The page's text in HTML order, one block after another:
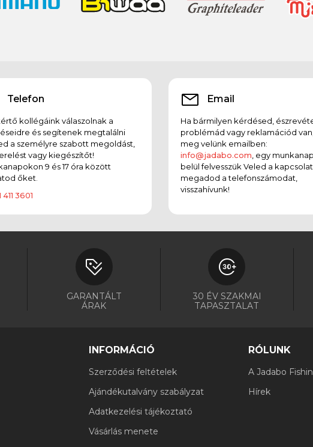
Telefon
kollégáink válaszolnak a
és segítenek megtalálni
a személyre szabott megoldást,
vagy kiegészítőt!
9 és 17 óra között
őket.
411 3601
Email
Ha bármilyen kérdésed,
problémád vagy reklamációd
meg velünk emailben:
info@jadabo.com , egy
belül felvesszük Veled a
megadod a telefonszámodat,
visszahívunk!
GARANTÁLT
ÁRAK
30 ÉV SZAKMAI
TAPASZTALAT
INFORMÁCIÓ
Szerződési feltételek
Ajándékutalvány szabályzat
Adatkezelési tájékoztató
Vásárlás menete
RÓLUNK
A Jadabo
Hírek